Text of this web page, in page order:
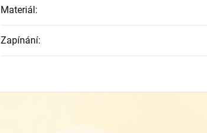
Materiál :
Zapínání: